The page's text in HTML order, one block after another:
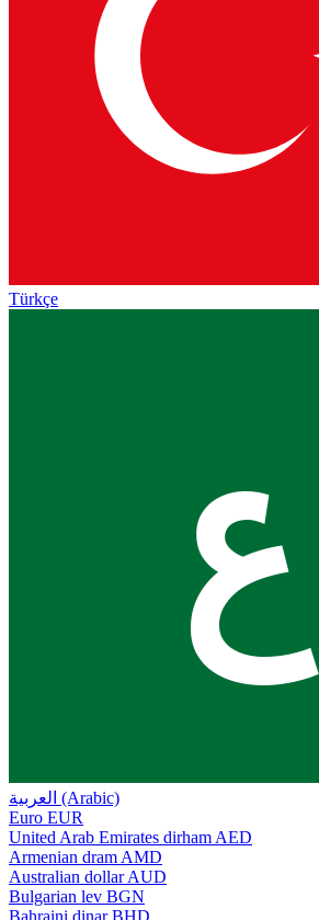
Türkçe
ع
العربية (Arabic)
Euro EUR
United Arab Emirates dirham AED
Armenian dram AMD
Australian dollar AUD
Bulgarian lev BGN